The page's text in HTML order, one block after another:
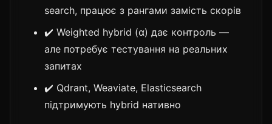
search, працює з рангами замість скорів
✔️ Weighted hybrid (α) дає контроль —
але потребує тестування на реальних
запитах
✔️ Qdrant, Weaviate, Elasticsearch
підтримують hybrid нативно